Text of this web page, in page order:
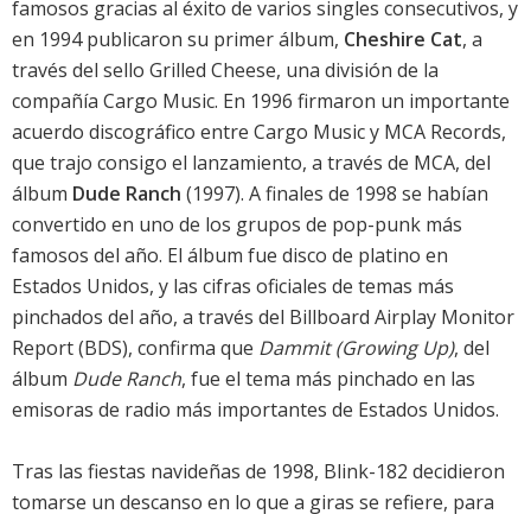
famosos gracias al éxito de varios singles consecutivos, y
en 1994 publicaron su primer álbum, Cheshire Cat, a
través del sello Grilled Cheese, una división de la
compañía Cargo Music. En 1996 firmaron un importante
acuerdo discográfico entre Cargo Music y MCA Records,
que trajo consigo el lanzamiento, a través de MCA, del
álbum Dude Ranch (1997). A finales de 1998 se habían
convertido en uno de los grupos de pop-punk más
famosos del año. El álbum fue disco de platino en
Estados Unidos, y las cifras oficiales de temas más
pinchados del año, a través del Billboard Airplay Monitor
Report (BDS), confirma que Dammit (Growing Up), del
álbum Dude Ranch, fue el tema más pinchado en las
emisoras de radio más importantes de Estados Unidos.
Tras las fiestas navideñas de 1998, Blink-182 decidieron
tomarse un descanso en lo que a giras se refiere, para